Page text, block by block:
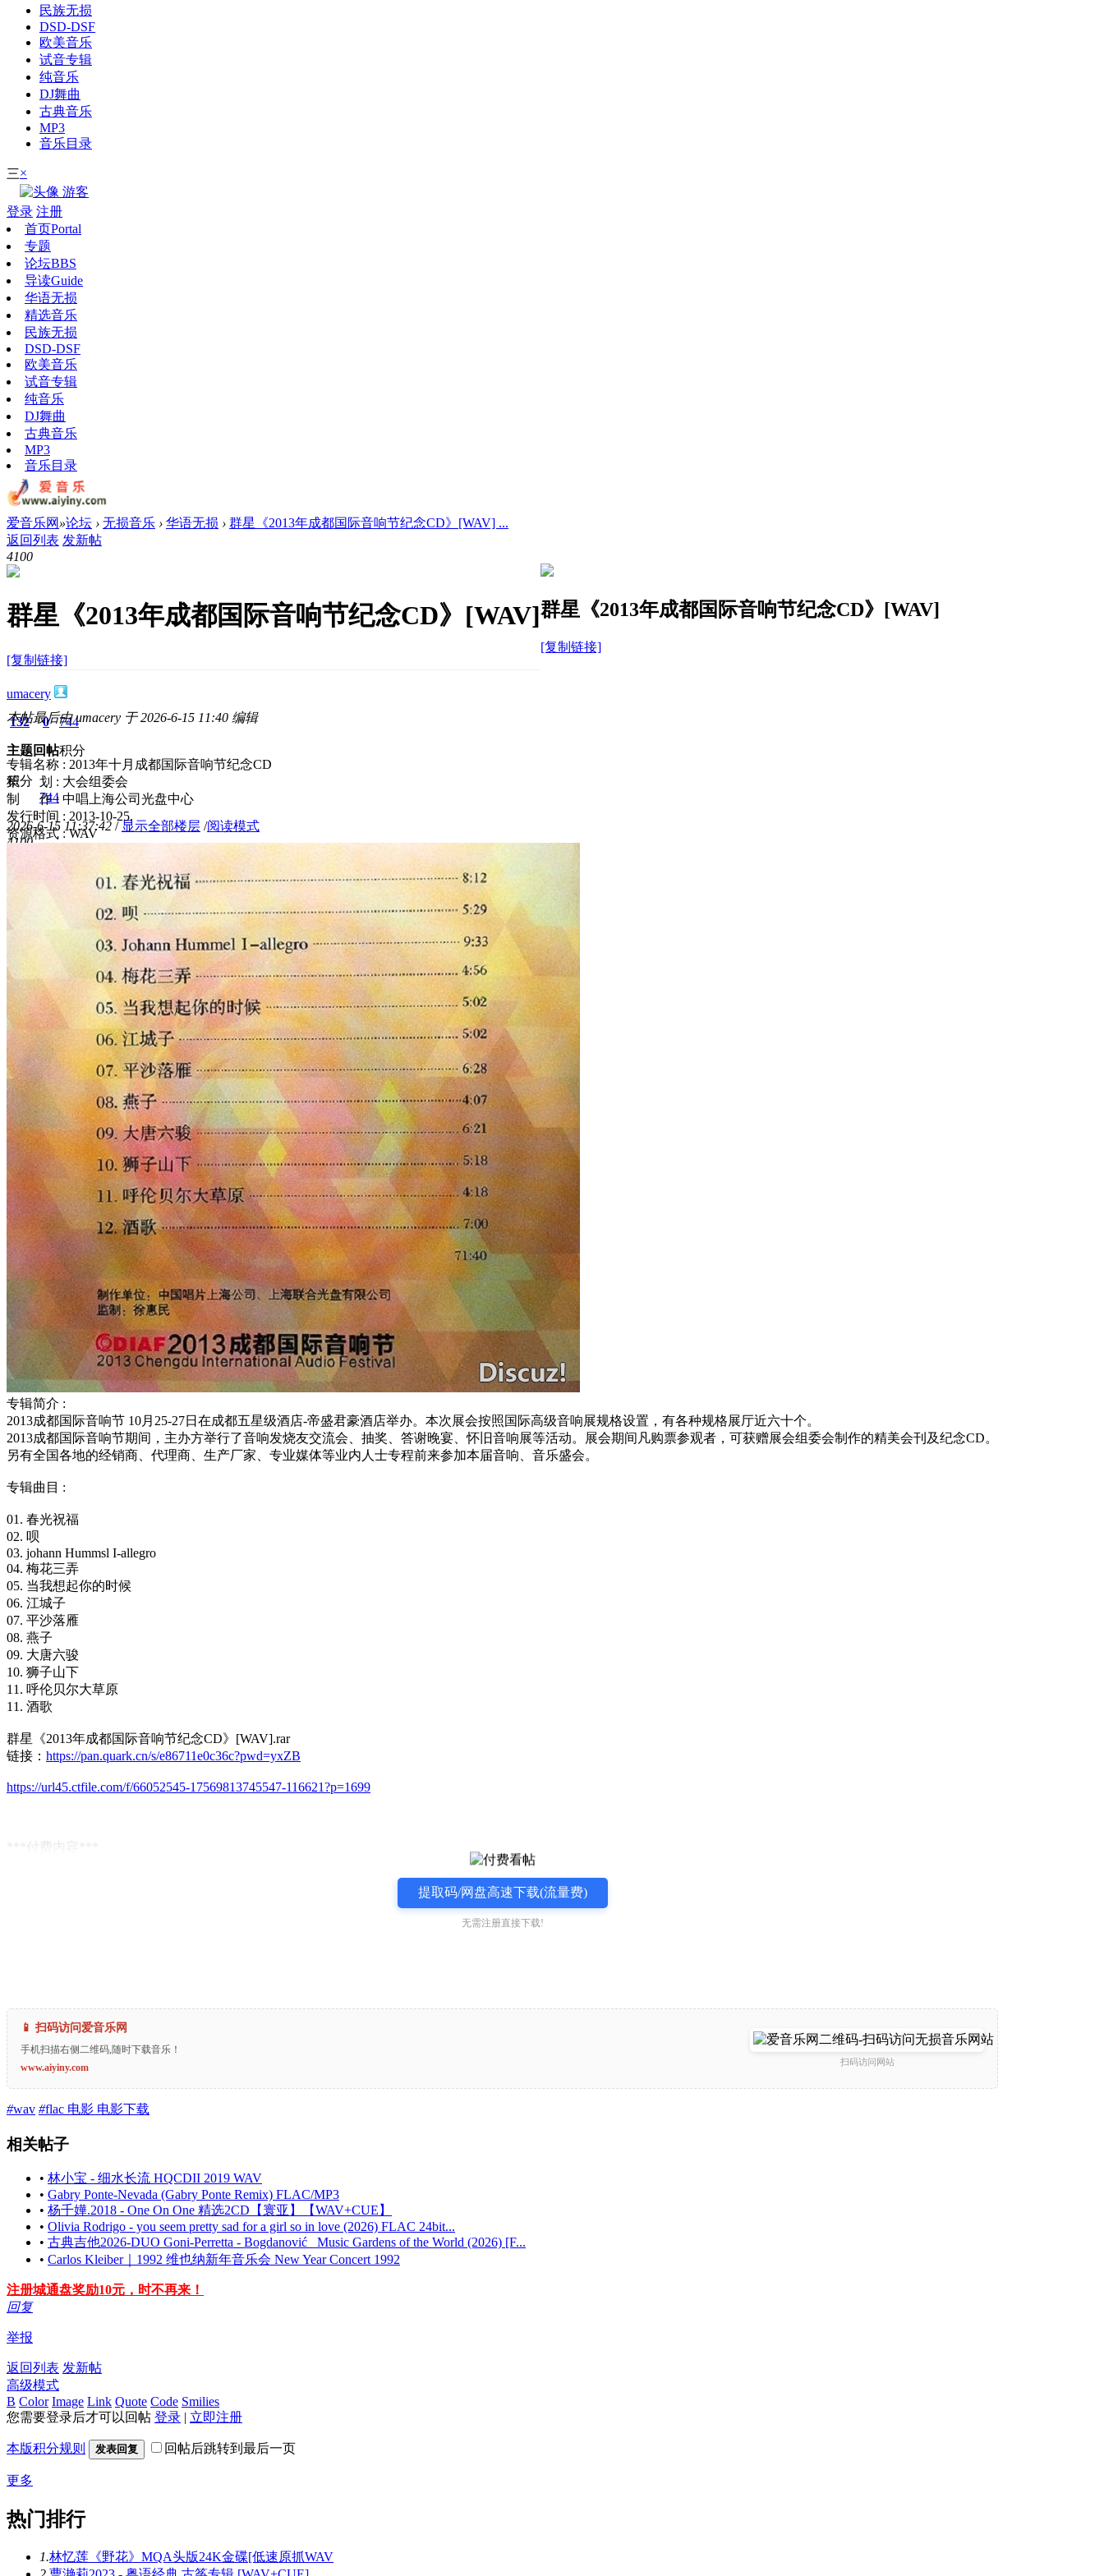
民族无损
DSD-DSF
欧美音乐
试音专辑
纯音乐
DJ舞曲
古典音乐
MP3
音乐目录
三×
游客
登录 注册
首页Portal
专题
论坛BBS
导读Guide
华语无损
精选音乐
民族无损
DSD-DSF
欧美音乐
试音专辑
纯音乐
DJ舞曲
古典音乐
MP3
音乐目录
爱音乐网 »论坛 › 无损音乐 › 华语无损 › 群星《2013年成都国际音响节纪念CD》[WAV] ...
返回列表 发新帖
4100
群星《2013年成都国际音响节纪念CD》[WAV]
[复制链接]
群星《2013年成都国际音响节纪念CD》[WAV]
[复制链接]
umacery
132
主题
0
回帖
744
积分
积分
744
2026-6-15 11:37:42 / 显示全部楼层 /阅读模式
4100
本帖最后由 umacery 于 2026-6-15 11:40 编辑
专辑名称 : 2013年十月成都国际音响节纪念CD
策 划 : 大会组委会
制 作 : 中唱上海公司光盘中心
发行时间 : 2013-10-25.
资源格式 : WAV
专辑简介 :
2013成都国际音响节 10月25-27日在成都五星级酒店-帝盛君豪酒店举办。本次展会按照国际高级音响展规格设置，有各种规格展厅近六十个。
2013成都国际音响节期间，主办方举行了音响发烧友交流会、抽奖、答谢晚宴、怀旧音响展等活动。展会期间凡购票参观者，可获赠展会组委会制作的精美会刊及纪念CD。
另有全国各地的经销商、代理商、生产厂家、专业媒体等业内人士专程前来参加本届音响、音乐盛会。
专辑曲目 :
01. 春光祝福
02. 呗
03. johann Hummsl I-allegro
04. 梅花三弄
05. 当我想起你的时候
06. 江城子
07. 平沙落雁
08. 燕子
09. 大唐六骏
10. 狮子山下
11. 呼伦贝尔大草原
11. 酒歌
群星《2013年成都国际音响节纪念CD》[WAV].rar
链接： https://pan.quark.cn/s/e86711e0c36c?pwd=yxZB
https://url45.ctfile.com/f/66052545-17569813745547-116621?p=1699
***付费内容***
提取码/网盘高速下载(流量费)
无需注册直接下载!
📱 扫码访问爱音乐网
手机扫描右侧二维码,随时下载音乐！
www.aiyiny.com
扫码访问网站
#wav #flac 电影 电影下载
相关帖子
• 林小宝 - 细水长流 HQCDII 2019 WAV
• Gabry Ponte-Nevada (Gabry Ponte Remix) FLAC/MP3
• 杨千嬅.2018 - One On One 精选2CD【寰亚】【WAV+CUE】
• Olivia Rodrigo - you seem pretty sad for a girl so in love (2026) FLAC 24bit...
• 古典吉他2026-DUO Goni-Perretta - Bogdanović_ Music Gardens of the World (2026) [F...
• Carlos Kleiber｜1992 维也纳新年音乐会 New Year Concert 1992
注册城通盘奖励10元，时不再来！
回复
举报
返回列表 发新帖
高级模式
B Color Image Link Quote Code Smilies
您需要登录后才可以回帖 登录 | 立即注册
本版积分规则 发表回复 回帖后跳转到最后一页
更多
热门排行
1.林忆莲《野花》MQA头版24K金碟[低速原抓WAV